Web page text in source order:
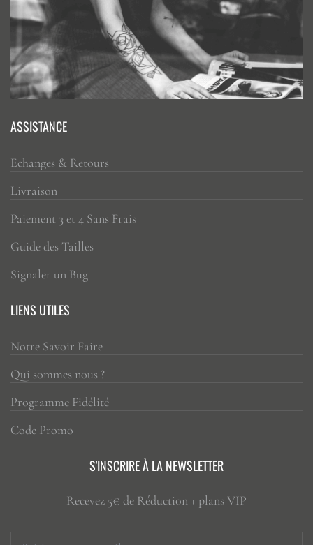
ASSISTANCE
Echanges & Retours
Livraison
Paiement 3 et 4 Sans Frais
Guide des Tailles
Signaler un Bug
LIENS UTILES
Notre Savoir Faire
Qui sommes nous ?
Programme Fidélité
Code Promo
S'INSCRIRE À LA NEWSLETTER
Recevez 5€ de Réduction + plans VIP